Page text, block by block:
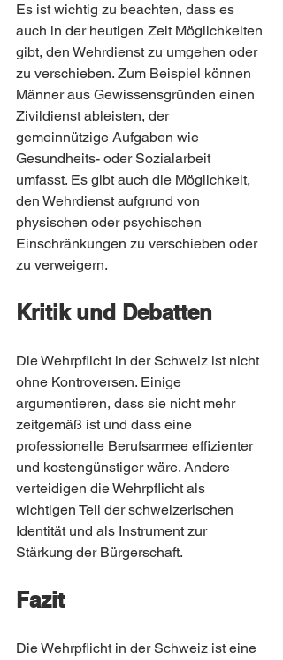
Es ist wichtig zu beachten, dass es
auch in der heutigen Zeit Möglichkeiten
gibt, den Wehrdienst zu umgehen oder
zu verschieben. Zum Beispiel können
Männer aus Gewissensgründen einen
Zivildienst ableisten, der
gemeinnützige Aufgaben wie
Gesundheits- oder Sozialarbeit
umfasst. Es gibt auch die Möglichkeit,
den Wehrdienst aufgrund von
physischen oder psychischen
Einschränkungen zu verschieben oder
zu verweigern.
Kritik und Debatten
Die Wehrpflicht in der Schweiz ist nicht
ohne Kontroversen. Einige
argumentieren, dass sie nicht mehr
zeitgemäß ist und dass eine
professionelle Berufsarmee effizienter
und kostengünstiger wäre. Andere
verteidigen die Wehrpflicht als
wichtigen Teil der schweizerischen
Identität und als Instrument zur
Stärkung der Bürgerschaft.
Fazit
Die Wehrpflicht in der Schweiz ist eine